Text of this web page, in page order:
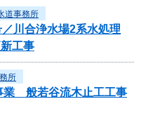
道事務所
川合浄水場2系水処理
工事
所
業 般若谷流木止工工事